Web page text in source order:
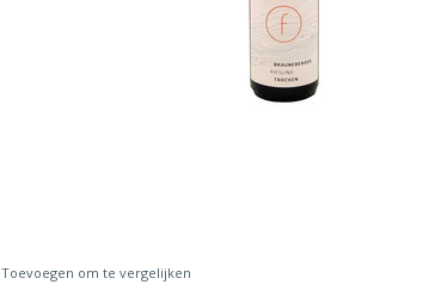
Toevoegen om te vergelijken